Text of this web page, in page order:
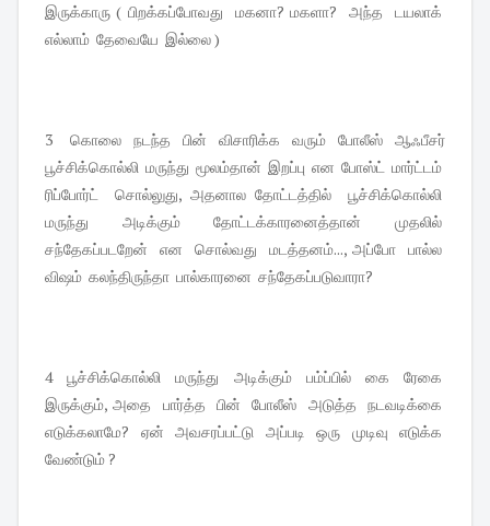
இருக்காரு ( பிறக்கப்போவது மகனா? மகளா? அந்த டயலாக்
எல்லாம் தேவையே இல்லை )
3 கொலை நடந்த பின் விசாரிக்க வரும் போலீஸ் ஆஃபீசர்
பூச்சிக்கொல்லி மருந்து மூலம்தான் இறப்பு என போஸ்ட் மார்ட்டம்
ரிப்போர்ட் சொல்லுது, அதனால தோட்டத்தில் பூச்சிக்கொல்லி
மருந்து அடிக்கும் தோட்டக்காரனைத்தான் முதலில்
சந்தேகப்படறேன் என சொல்வது மடத்தனம்..., அப்போ பால்ல
விஷம் கலந்திருந்தா பால்காரனை சந்தேகப்படுவாரா?
4 பூச்சிக்கொல்லி மருந்து அடிக்கும் பம்ப்பில் கை ரேகை
இருக்கும், அதை பார்த்த பின் போலீஸ் அடுத்த நடவடிக்கை
எடுக்கலாமே? ஏன் அவசரப்பட்டு அப்படி ஒரு முடிவு எடுக்க
வேண்டும் ?